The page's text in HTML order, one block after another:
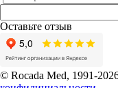
Оставьте отзыв
© Rocada Med, 1991-